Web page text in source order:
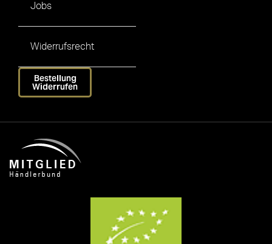
Jobs
Widerrufsrecht
Bestellung
Widerrufen